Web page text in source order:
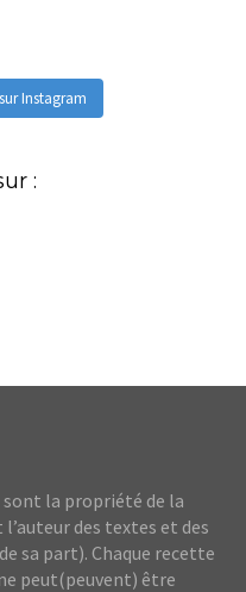
Instagram
:
la propriété de la
des textes et des
sa part). Chaque recette
peut(peuvent) être